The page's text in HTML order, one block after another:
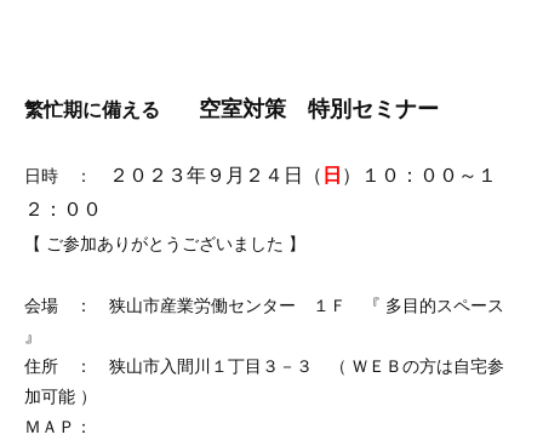
繁忙期に備える 空室対策 特別セミナー
日時 ： ２０２３年９月２４日（ 日 ）１０：００～１
２：００
【 ご参加ありがとうございました 】
会場 ： 狭山市産業労働センター １Ｆ 『 多目的スペース
』
住所 ： 狭山市入間川１丁目３－３ （ ＷＥＢの方は自宅参
加可能 ）
ＭＡＰ：